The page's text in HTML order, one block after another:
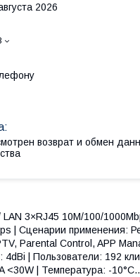
2026
возврат и обмен
3×RJ45 10M/100/
| Сценарии применения:
Parental Control, APP
| Пользователи: 192
| Температура: -